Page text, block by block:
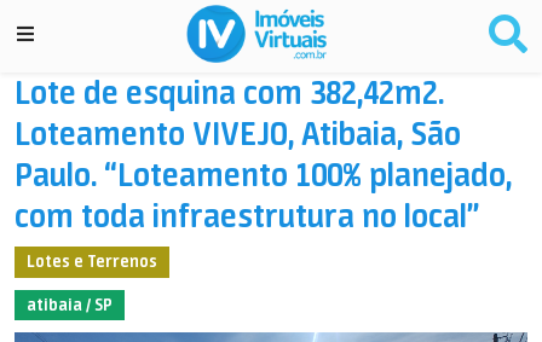
Lote de esquina com 382,42m2.
Loteamento VIVEJO, Atibaia, São
Paulo. “Loteamento 100% planejado,
com toda infraestrutura no local”
Lotes e Terrenos
atibaia / SP